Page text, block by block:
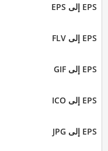
EPS إلى EPS
EPS إلى FLV
EPS إلى GIF
EPS إلى ICO
EPS إلى JPG